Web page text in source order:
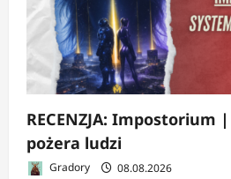
RECENZJA: Impostorium
pożera ludzi
Gradory 08.08.2026